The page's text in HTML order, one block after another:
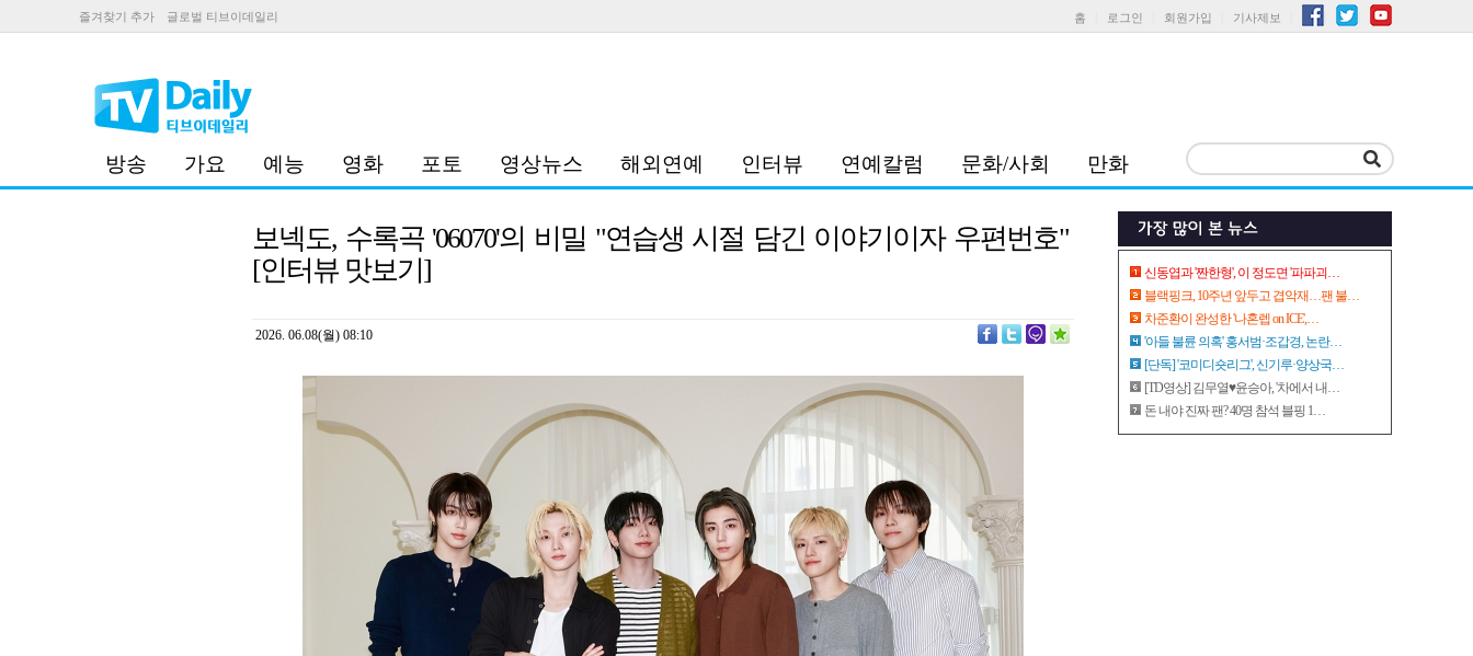
즐겨찾기 추가 글로벌 티브이데일리 홈 로그인 회원가입 기사제보
방송 가요 예능 영화 포토 영상뉴스 해외연예 인터뷰 연예칼럼 문화/사회 만화
보넥도, 수록곡 '06070'의 비밀 "연습생 시절 담긴 이야기이자 우편번호"
[인터뷰 맛보기]
2026. 06.08(월) 08:10
신동엽과 '짠한형', 이 정도면 '파파괴…
블랙핑크, 10주년 앞두고 겹악재…팬 불…
차준환이 완성한 '나혼렙 on ICE',…
'아들 불륜 의혹' 홍서범·조갑경, 논란…
[단독] '코미디숏리그', 신기루·양상국…
[TD영상] 김무열♥윤승아, '차에서 내…
돈 내야 진짜 팬? 40명 참석 블핑 1…